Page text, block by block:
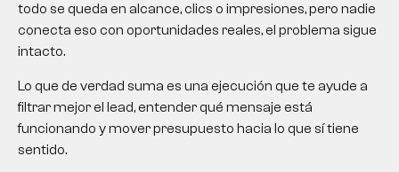
todo se queda en alcance, clics o impresiones, pero nadie
conecta eso con oportunidades reales, el problema sigue
intacto.
Lo que de verdad suma es una ejecución que te ayude a
filtrar mejor el lead, entender qué mensaje está
funcionando y mover presupuesto hacia lo que sí tiene
sentido.